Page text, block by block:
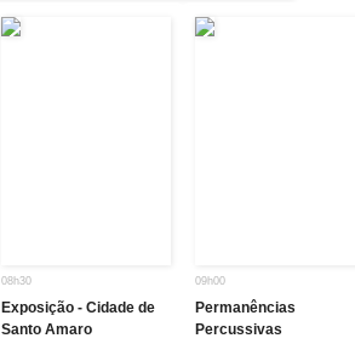
08h30
Exposição - Cidade de
Santo Amaro
09h00
Permanências
Percussivas